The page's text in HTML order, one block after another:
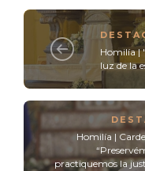
Homilía |
luz de la
Homilía |
practiquemos la